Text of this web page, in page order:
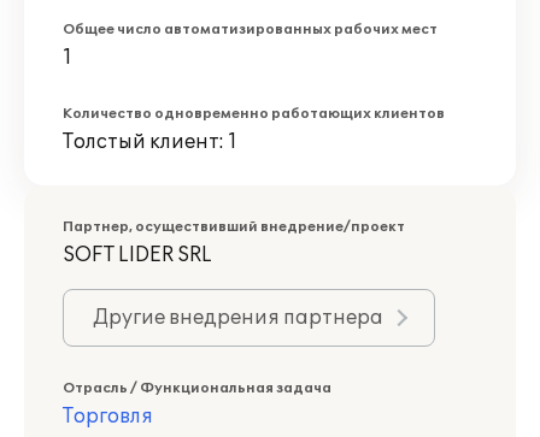
Общее число автоматизированных рабочих мест
1
Количество одновременно работающих клиентов
Толстый клиент: 1
Партнер, осуществивший внедрение/проект
SOFT LIDER SRL
Другие внедрения партнера
Отрасль / Функциональная задача
Торговля